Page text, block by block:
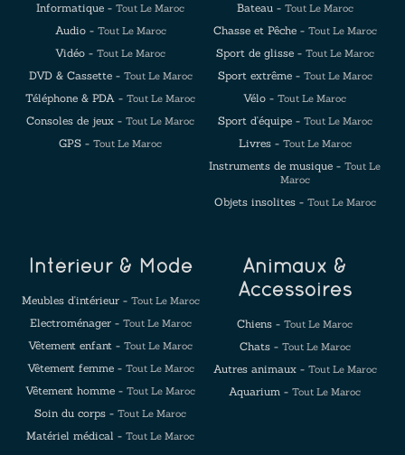
Informatique - Tout Le Maroc
Audio - Tout Le Maroc
Vidéo - Tout Le Maroc
DVD & Cassette - Tout Le Maroc
Téléphone & PDA - Tout Le Maroc
Consoles de jeux - Tout Le Maroc
GPS - Tout Le Maroc
Bateau - Tout Le Maroc
Chasse et Pêche - Tout Le Maroc
Sport de glisse - Tout Le Maroc
Sport extrême - Tout Le Maroc
Vélo - Tout Le Maroc
Sport d'équipe - Tout Le Maroc
Livres - Tout Le Maroc
Instruments de musique - Tout Le
Maroc
Objets insolites - Tout Le Maroc
Intérieur & Mode
Meubles d'intérieur - Tout Le Maroc
Electroménager - Tout Le Maroc
Vêtement enfant - Tout Le Maroc
Vêtement femme - Tout Le Maroc
Vêtement homme - Tout Le Maroc
Soin du corps - Tout Le Maroc
Matériel médical - Tout Le Maroc
Animaux &
Accessoires
Chiens - Tout Le Maroc
Chats - Tout Le Maroc
Autres animaux - Tout Le Maroc
Aquarium - Tout Le Maroc